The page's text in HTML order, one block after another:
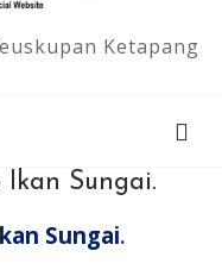
Ketapang
Sungai.
Sungai.